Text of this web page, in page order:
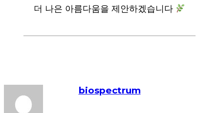
더 나은 아름다움을 제안하겠습니다
biospectrum